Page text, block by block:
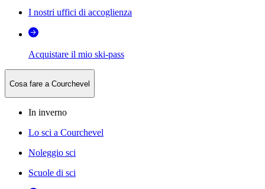
I nostri uffici di accoglienza
Acquistare il mio ski-pass
Cosa fare a Courchevel
In inverno
Lo sci a Courchevel
Noleggio sci
Scuole di sci